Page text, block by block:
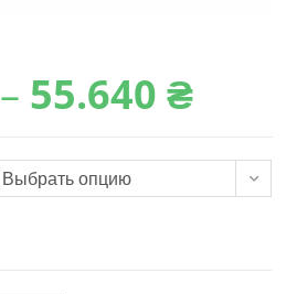
– 55.640₴цен:
Выбрать опцию